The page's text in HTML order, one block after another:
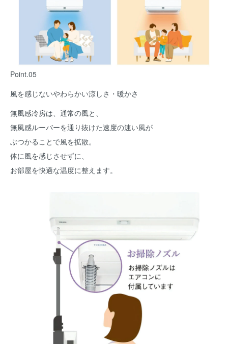
Point.05
風を感じないやわらかい涼しさ・暖かさ
無風感冷房は、通常の風と、
無風感ルーバーを通り抜けた速度の速い風が
ぶつかることで風を拡散。
体に風を感じさせずに、
お部屋を快適な温度に整えます。